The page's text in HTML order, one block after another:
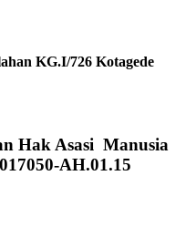
KG.I/726 Kotagede
Hak Asasi Manusia
AH.01.15